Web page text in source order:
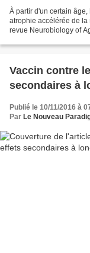
À partir d'un certain
atrophie accélérée de
revue Neurobiology of
Vaccin contre
secondaires à
Publié le 10/11/2016 à
Par Le Nouveau